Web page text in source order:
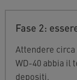
Fase 2:
Attendere
WD-40 abbia il
depositi.